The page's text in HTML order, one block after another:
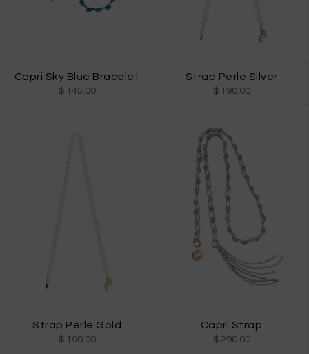
Capri Sky Blue Bracelet
$ 145.00
Strap Perle Silver
$ 190.00
Strap Perle Gold
$ 190.00
Capri Strap
$ 290.00